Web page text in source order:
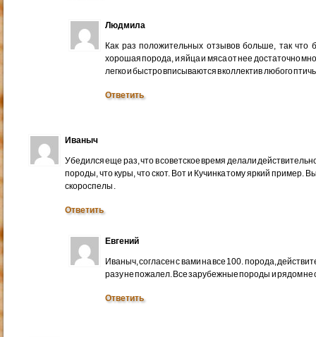
Людмила
Как раз положительных отзывов больше, так что
хорошая порода, и яйца и мяса от нее достаточно
легко и быстро вписываются в коллектив любого
Ответить
Иваныч
Убедился еще раз, что в советское время делали
породы, что куры, что скот. Вот и Кучинка тому яркий пример.
скороспелы .
Ответить
Евгений
Иваныч, согласен с вами на все 100. порода,
разу не пожалел. Все зарубежные породы и рядом не
Ответить